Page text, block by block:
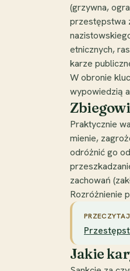
(grzywna,
przestępstwa
etnicznych,
karze
W obronie
wypowiedzią
Praktycznie
mienie,
odróżnić go
zachowań
Rozróżnienie
Jakie